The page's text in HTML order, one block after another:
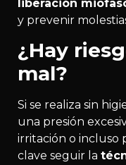
liberación
y prevenir
¿Hay
mal?
Si se realiza sin
una presión
irritación o incluso
clave seguir la